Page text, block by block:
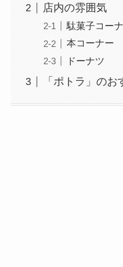
店内の雰囲気
駄菓子コー
本コーナー
ドーナツ
「ポトラ」のお